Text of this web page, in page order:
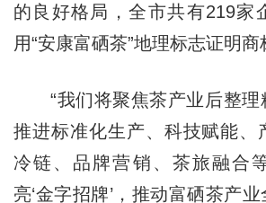
的良好格局，全市共有219家
用“安康富硒茶”地理标志证明商
“我们将聚焦茶产业后整理
推进标准化生产、科技赋能、
冷链、品牌营销、茶旅融合
亮‘金字招牌’，推动富硒茶产